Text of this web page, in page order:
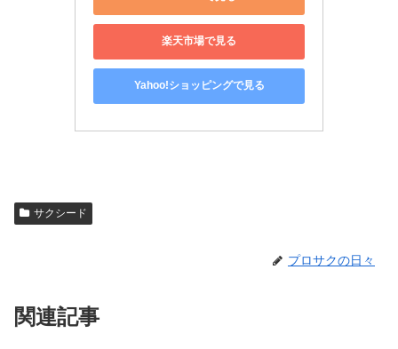
楽天市場で見る
Yahoo!ショッピングで見る
サクシード
プロサクの日々
関連記事